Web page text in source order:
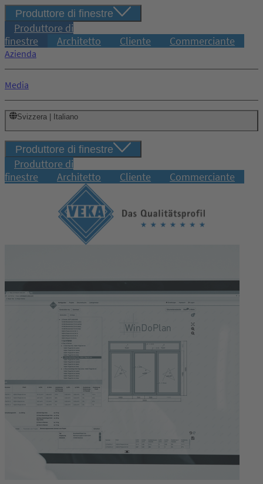
Produttore di finestre
Produttore di
finestre
Architetto Cliente Commerciante
Azienda
Media
Svizzera | Italiano
Produttore di finestre
Produttore di
finestre
Architetto Cliente Commerciante